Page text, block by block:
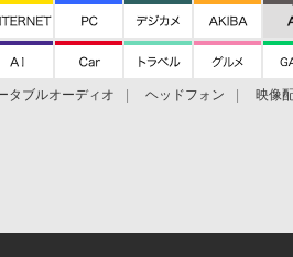
タブルオーディオ ヘッドフォン 映像